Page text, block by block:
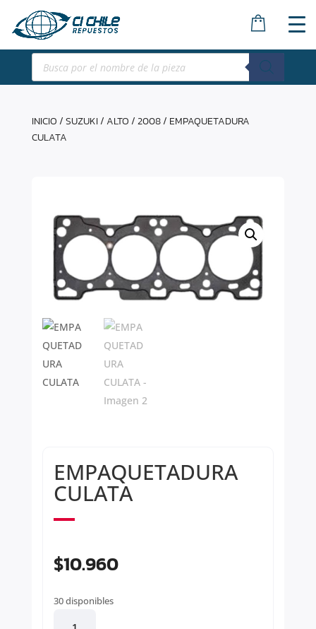
Búsqueda
productos
INICIO/SUZUKI/ALTO/2008/ EMPAQUETADURA
CULATA
EMPAQUETADURA
CULATA
$10.960
30 disponibles